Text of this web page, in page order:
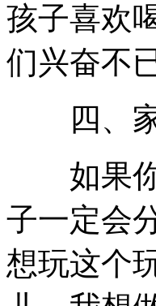
孩子喜欢
们兴奋不
四、家
如果你
子一定会
想玩这个